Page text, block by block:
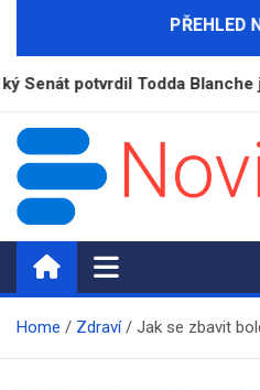
PŘEHLED
potvrdil Todda Blanche jako
NovinkyCZ.cz
Magazín novinek a informací
Home Zdraví Jak se zbavit